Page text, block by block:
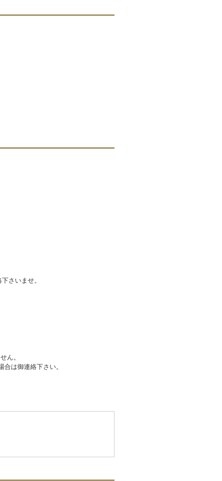
さいませ。
ん。
は御連絡下さい。